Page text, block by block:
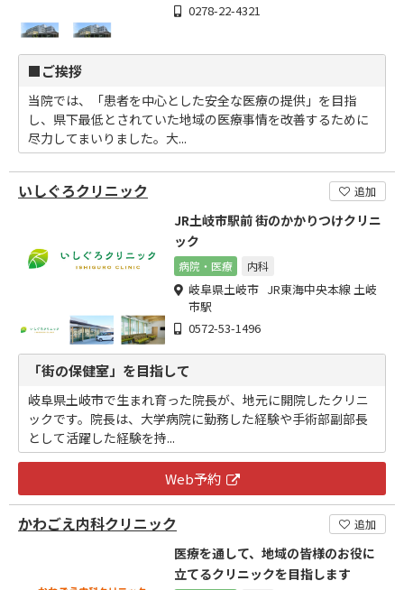
0278-22-4321
■ご挨拶
当院では、「患者を中心とした安全な医療の提供」を目指
し、県下最低とされていた地域の医療事情を改善するために
尽力してまいりました。大...
いしぐろクリニック 追加
JR土岐市駅前 街のかかりつけクリニ
ック
病院・医療 内科
岐阜県土岐市 JR東海中央本線 土岐
市駅
0572-53-1496
「街の保健室」を目指して
岐阜県土岐市で生まれ育った院長が、地元に開院したクリニ
ックです。院長は、大学病院に勤務した経験や手術部副部長
として活躍した経験を持...
Web予約
かわごえ内科クリニック 追加
医療を通して、地域の皆様のお役に
立てるクリニックを目指します